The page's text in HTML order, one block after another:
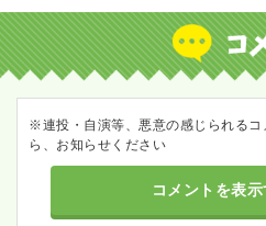
※連投・自演等、悪意の感じられるコ
ら、お知らせください
コメントを表示